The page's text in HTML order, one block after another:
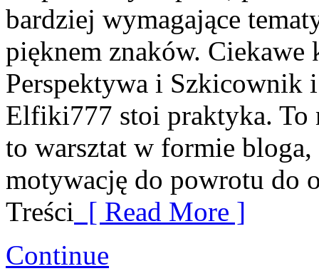
bardziej wymagające
pięknem znaków.
Perspektywa i Szkicownik
Elfiki777 stoi praktyka.
to warsztat w formie
motywację do powrotu do
Treści [ Read More ]
Continue